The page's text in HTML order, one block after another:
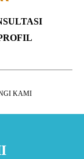
KAMI